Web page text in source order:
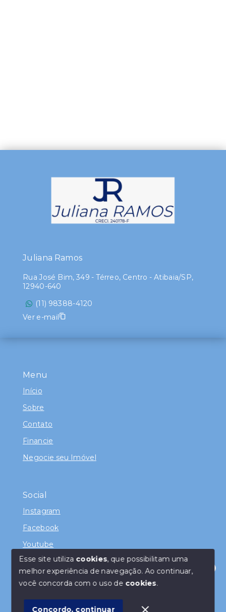
Olá! Como posso te servir ?
Menu
Início
Sobre
Contato
Financie
Negocie seu Imóvel
Social
Instagram
Facebook
Youtube
© Copyright 2026 - Juliana Ramos - Todos os direitos
Juliana Ramos
Rua José Bim, 349 - Térreo, Centro - Atibaia/SP,
12940-640
(11) 98388-4120
Ver e-mail
Esse site utiliza cookies, que possibilitam uma
melhor experiência de navegação.Ao continuar,
você concorda com o uso de cookies.
Concordo, continuar